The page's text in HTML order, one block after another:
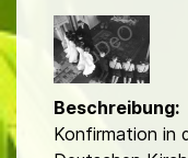
l
d
Beschreibung:
Konfirmation in